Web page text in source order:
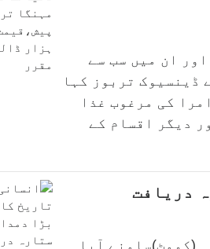
بھگ 1200 اقسام ہیں اور ان میں سب سے
ڈینسیوک تربوز کہا
کی مرغوب غذا
دیگر اقسام کے
دریافت
(کومٹ)سامنے آیا